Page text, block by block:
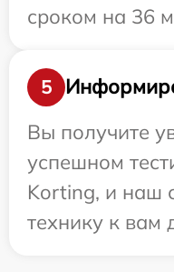
сроком на 36
5
Вы получите
успешном
Korting, и наш
технику к вам